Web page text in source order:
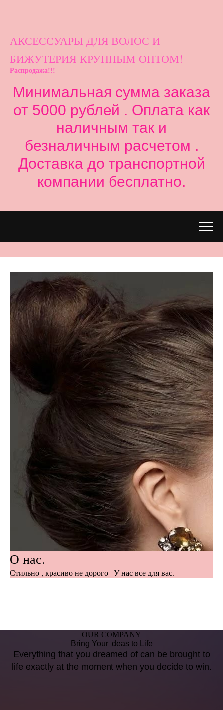
АКСЕССУАРЫ ДЛЯ ВОЛОС И
БИЖУТЕРИЯ КРУПНЫМ ОПТОМ!
Распродажа!!!
Минимальная сумма заказа
от 5000 рублей . Оплата как
наличным так и
безналичным расчетом .
Доставка до транспортной
компании бесплатно.
О нас.
Стильно , красиво не дорого . У нас все для вас.
OUR COMPANY
Bring Your Ideas to Life
Everything that you dreamed of can be brought to
life exactly at the moment when you decide to win.